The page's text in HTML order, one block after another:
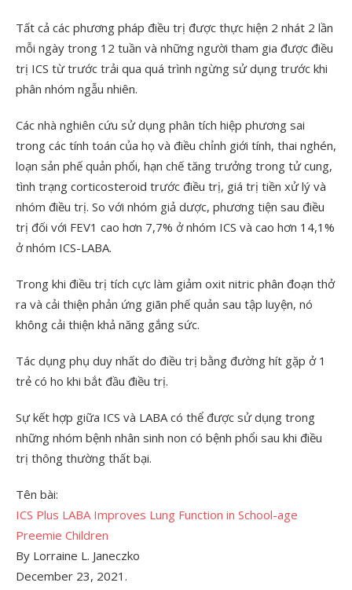
Tất cả các phương pháp điều trị được thực hiện 2 nhát 2 lần
mỗi ngày trong 12 tuần và những người tham gia được điều
trị ICS từ trước trải qua quá trình ngừng sử dụng trước khi
phân nhóm ngẫu nhiên.
Các nhà nghiên cứu sử dụng phân tích hiệp phương sai
trong các tính toán của họ và điều chỉnh giới tính, thai nghén,
loạn sản phế quản phổi, hạn chế tăng trưởng trong tử cung,
tình trạng corticosteroid trước điều trị, giá trị tiền xử lý và
nhóm điều trị. So với nhóm giả dược, phương tiện sau điều
trị đối với FEV1 cao hơn 7,7% ở nhóm ICS và cao hơn 14,1%
ở nhóm ICS-LABA.
Trong khi điều trị tích cực làm giảm oxit nitric phân đoạn thở
ra và cải thiện phản ứng giãn phế quản sau tập luyện, nó
không cải thiện khả năng gắng sức.
Tác dụng phụ duy nhất do điều trị bằng đường hít gặp ở 1
trẻ có ho khi bắt đầu điều trị.
Sự kết hợp giữa ICS và LABA có thể được sử dụng trong
những nhóm bệnh nhân sinh non có bệnh phổi sau khi điều
trị thông thường thất bại.
Tên bài:
ICS Plus LABA Improves Lung Function in School-age
Preemie Children
By Lorraine L. Janeczko
December 23, 2021.